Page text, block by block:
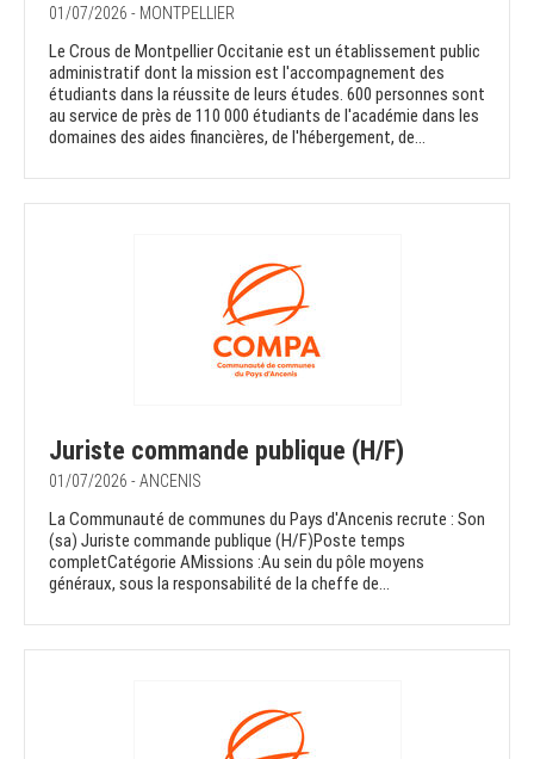
01/07/2026 - MONTPELLIER
Le Crous de Montpellier Occitanie est un établissement public
administratif dont la mission est l'accompagnement des
étudiants dans la réussite de leurs études. 600 personnes sont
au service de près de 110 000 étudiants de l'académie dans les
domaines des aides financières, de l'hébergement, de...
Juriste commande publique (H/F)
01/07/2026 - ANCENIS
La Communauté de communes du Pays d'Ancenis recrute : Son
(sa) Juriste commande publique (H/F)Poste temps
completCatégorie AMissions :Au sein du pôle moyens
généraux, sous la responsabilité de la cheffe de...